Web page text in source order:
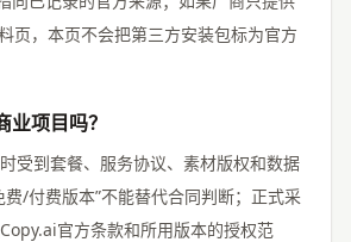
页，本页不会把第三方安装包标为官方
项目吗？
受到套餐、服务协议、素材版权和数据
费/付费版本”不能替代合同判断；正式采
官方条款和所用版本的授权范